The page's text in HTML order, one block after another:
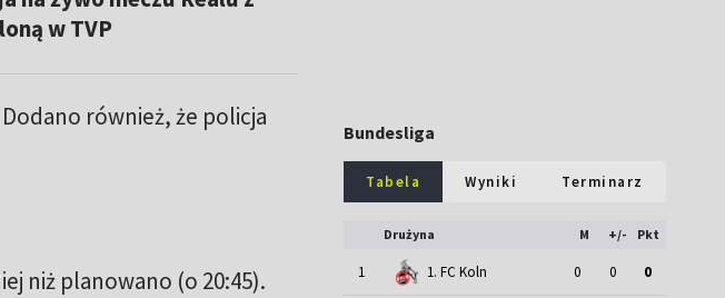
w TVP
również, że policja
niż planowano (o 20:45).
Bundesliga
Tabela Wyniki Terminarz
Drużyna M +/- Pkt
1 1. FC Koln 0 0 0